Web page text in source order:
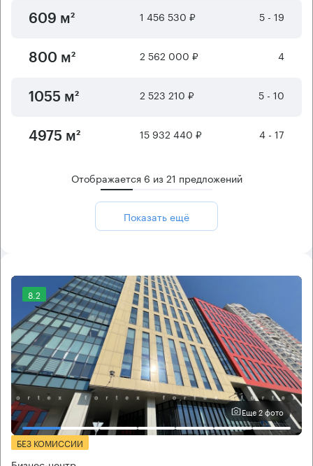
609 м² 1 456 530 ₽ 5 - 19
800 м² 2 562 000 ₽ 4
1055 м² 2 523 210 ₽ 5 - 10
4975 м² 15 932 440 ₽ 4 - 17
Отображается 6 из21 предложений
Показать ещё
8.2
Еще 2 фото
БЕЗ КОМИССИИ